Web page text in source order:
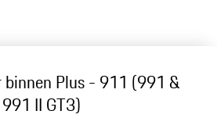
binnen Plus - 911 (991 &
991 II GT3)